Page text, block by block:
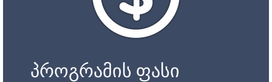
პროგრამის ფასი